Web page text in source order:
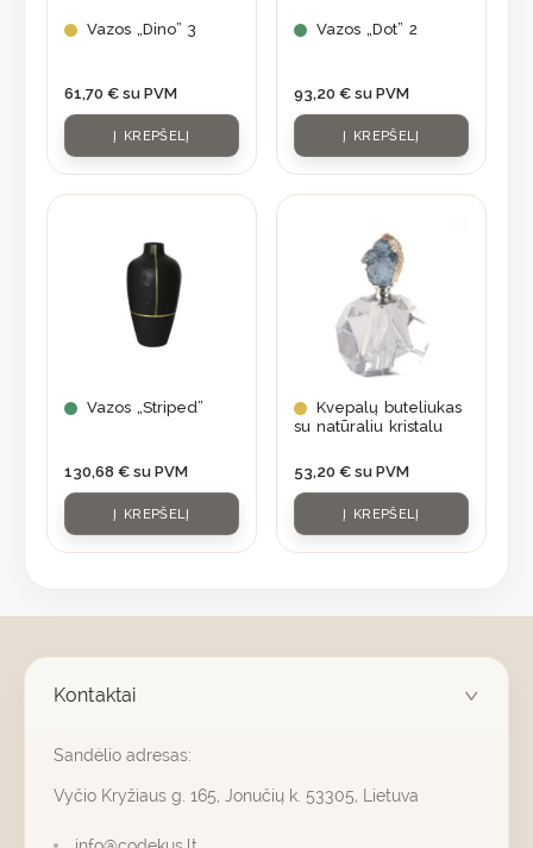
Vazos „Dino” 3
61,70 € su PVM
Į KREPŠELĮ
Vazos „Dot” 2
93,20 € su PVM
Į KREPŠELĮ
Vazos „Striped”
130,68 € su PVM
Į KREPŠELĮ
Kvepalų buteliukas
su natūraliu kristalu
53,20 € su PVM
Į KREPŠELĮ
Kontaktai
Sandėlio adresas:
Vyčio Kryžiaus g. 165, Jonučių k. 53305, Lietuva